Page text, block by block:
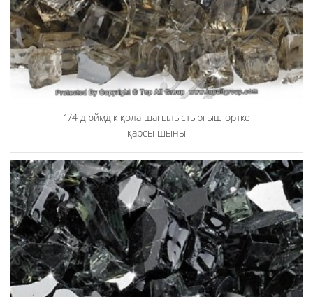
1/4 дюймдік қола шағылыстырғыш өртке
қарсы шыны